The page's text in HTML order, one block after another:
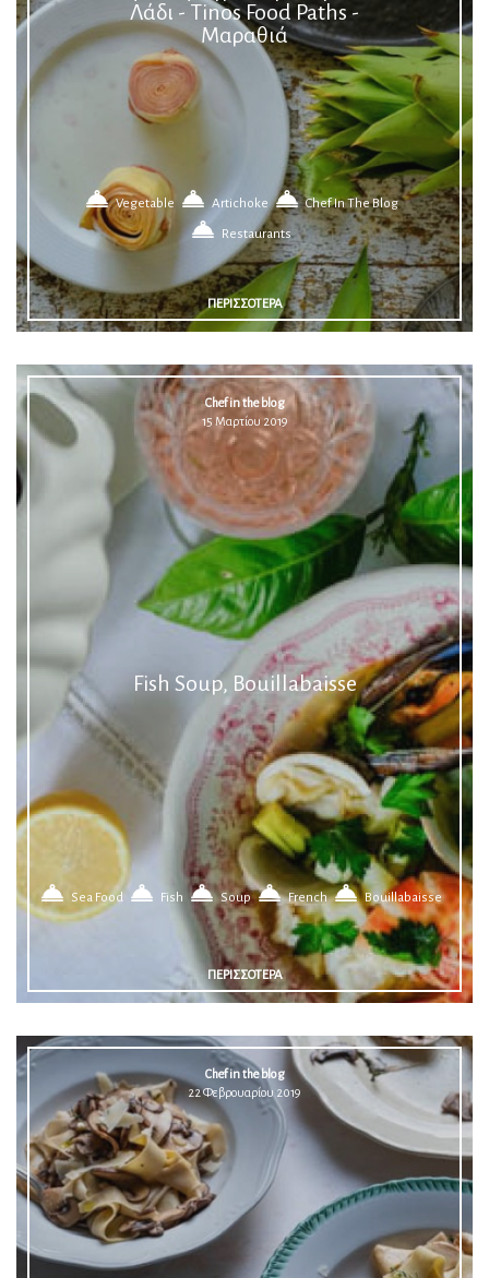
Λάδι - Tinos Food Paths -
Μαραθιά
Vegetable Artichoke
Chef In The Blog
Restaurants
ΠΕΡΙΣΣΟΤΕΡΑ
Fish Soup, Bouillabaisse
Chef in the blog
15 Μαρτίου 2019
Sea Food Fish Soup French Bouillabaisse
ΠΕΡΙΣΣΟΤΕΡΑ
Chef in the blog
22 Φεβρουαρίου 2019